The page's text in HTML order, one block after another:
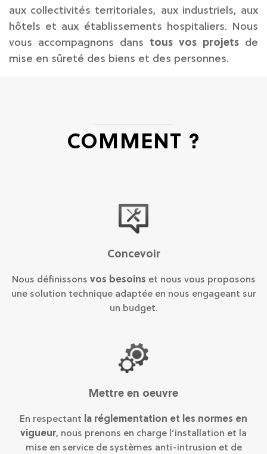
aux collectivités territoriales, aux industriels, aux
hôtels et aux établissements hospitaliers. Nous
vous accompagnons dans tous vos projets de
mise en sûreté des biens et des personnes.
COMMENT ?
Concevoir
Nous définissons vos besoins et nous vous proposons
une solution technique adaptée en nous engageant sur
un budget.
Mettre en oeuvre
En respectant la réglementation et les normes en
vigueur, nous prenons en charge l’installation et la
mise en service de systèmes anti-intrusion et de